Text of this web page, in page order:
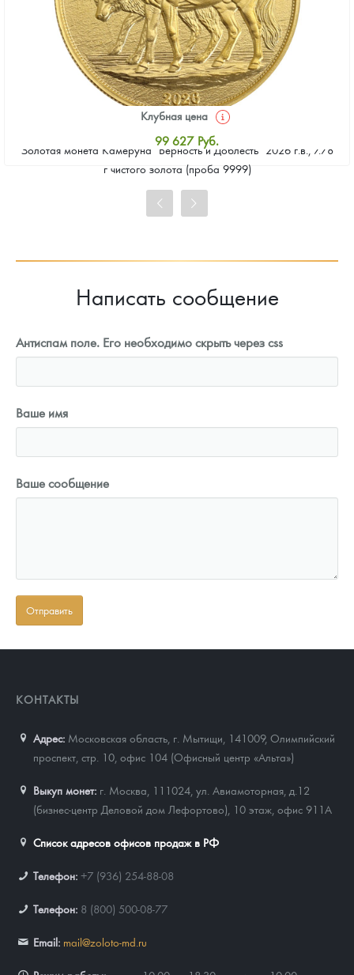
Золотая монета Камеруна "Верность и Доблесть" 2026 г.в., 7.78
г чистого золота (проба 9999)
Клубная цена
99 627 Руб.
Стандартная цена
Цена выкупа
Написать сообщение
Антиспам поле. Его необходимо скрыть через css
Ваше имя
Ваше сообщение
КОНТАКТЫ
Адрес: Московская область, г. Мытищи, 141009, Олимпийский
проспект, стр. 10, офис 104 (Офисный центр «Альта»)
Выкуп монет: г. Москва, 111024, ул. Авиамоторная, д.12
(бизнес-центр Деловой дом Лефортово), 10 этаж, офис 911А
Список адресов офисов продаж в РФ
Телефон: +7 (936) 254-88-08
Телефон: 8 (800) 500-08-77
Email: mail@zoloto-md.ru